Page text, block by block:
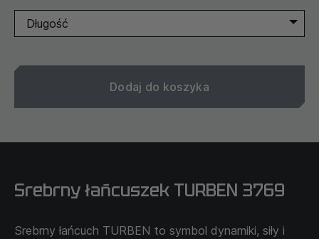
Długość
Dodaj do koszyka
Srebrny łańcuszek TURBEN 3769
Srebrny łańcuch TURBEN to symbol dynamiki, siły i